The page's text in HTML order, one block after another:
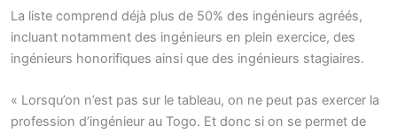
La liste comprend déjà plus de 50% des ingénieurs agréés,
incluant notamment des ingénieurs en plein exercice, des
ingénieurs honorifiques ainsi que des ingénieurs stagiaires.
« Lorsqu’on n’est pas sur le tableau, on ne peut pas exercer la
profession d’ingénieur au Togo. Et donc si on se permet de